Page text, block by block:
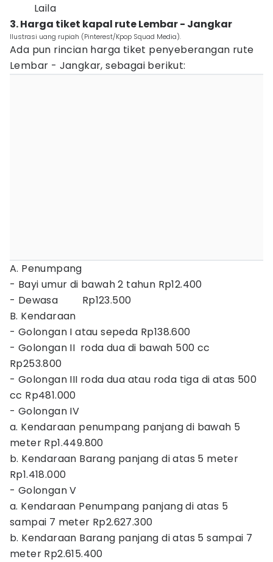
Laila
3. Harga tiket kapal rute Lembar - Jangkar
Ilustrasi uang rupiah (Pinterest/Kpop Squad Media).
Ada pun rincian harga tiket penyeberangan rute
Lembar - Jangkar, sebagai berikut:
A. Penumpang
- Bayi umur di bawah 2 tahun Rp12.400
- Dewasa Rp123.500
B. Kendaraan
- Golongan I atau sepeda Rp138.600
- Golongan II roda dua di bawah 500 cc
Rp253.800
- Golongan III roda dua atau roda tiga di atas 500
cc Rp481.000
- Golongan IV
a. Kendaraan penumpang panjang di bawah 5
meter Rp1.449.800
b. Kendaraan Barang panjang di atas 5 meter
Rp1.418.000
- Golongan V
a. Kendaraan Penumpang panjang di atas 5
sampai 7 meter Rp2.627.300
b. Kendaraan Barang panjang di atas 5 sampai 7
meter Rp2.615.400